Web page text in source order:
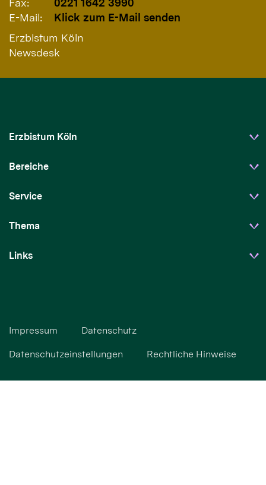
Fax:
0221 1642 3990
E-Mail:
Klick zum E-Mail senden
Erzbistum Köln
Newsdesk
Erzbistum Köln
Bereiche
Service
Thema
Links
Impressum Datenschutz
Datenschutzeinstellungen Rechtliche Hinweise